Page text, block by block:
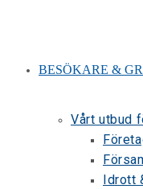
BESÖKARE &
Vårt utbud
Idrott